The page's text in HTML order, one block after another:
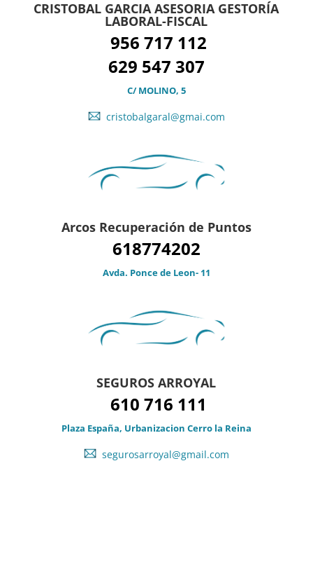
CRISTOBAL GARCIA ASESORIA GESTORÍA
LABORAL-FISCAL
956 717 112
629 547 307
C/ MOLINO, 5
cristobalgaral@gmai.com
Arcos Recuperación de Puntos
618774202
Avda. Ponce de Leon- 11
SEGUROS ARROYAL
610 716 111
Plaza España, Urbanizacion Cerro la Reina
segurosarroyal@gmail.com